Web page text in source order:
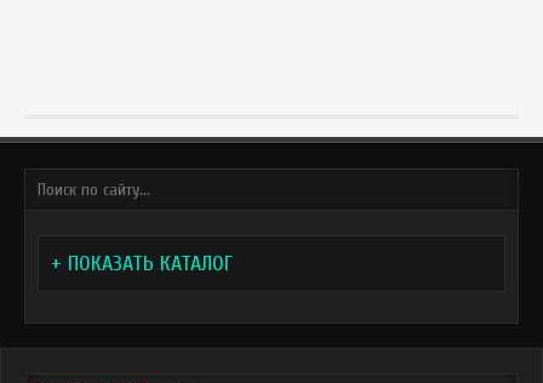
+ ПОКАЗАТЬ КАТАЛОГ